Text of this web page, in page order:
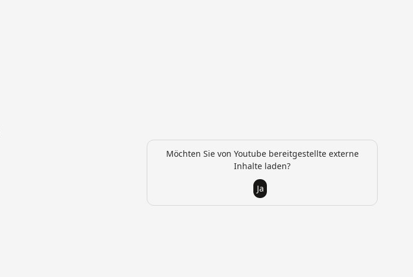
Möchten Sie von Youtube bereitgestellte externe
Inhalte laden?
Ja